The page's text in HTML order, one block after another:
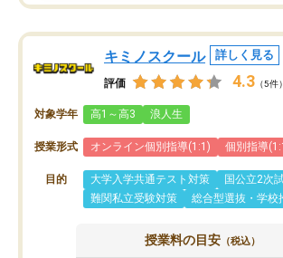
キミノスクール 詳しく見る
評価 4.3 （5件）
対象学年 高1～高3 浪人生
授業形式 オンライン個別指導(1:1) 個別指導
目的 大学入学共通テスト対策
国公立2次
難関私立受験対策
総合型選抜・学校
授業料の目安 （税込）